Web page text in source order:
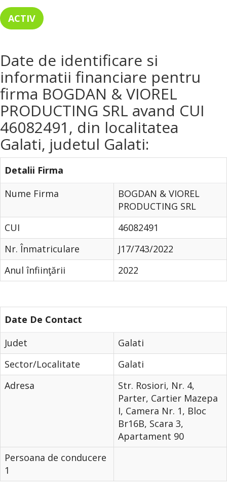
ACTIV
Date de identificare si
informatii financiare pentru
firma BOGDAN & VIOREL
PRODUCTING SRL avand CUI
46082491, din localitatea
Galati, judetul Galati:
Detalii Firma
Nume Firma
BOGDAN & VIOREL
PRODUCTING SRL
CUI
46082491
Nr. Înmatriculare
J17/743/2022
Anul înfiinţării
2022
Date De Contact
Judet
Galati
Sector/Localitate
Galati
Adresa
Str. Rosiori, Nr. 4,
Parter, Cartier Mazepa
I, Camera Nr. 1, Bloc
Br16B, Scara 3,
Apartament 90
Persoana de conducere
1